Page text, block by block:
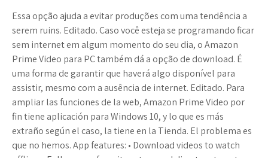
Essa opção ajuda a evitar produções com uma tendência a
serem ruins. Editado. Caso você esteja se programando ficar
sem internet em algum momento do seu dia, o Amazon
Prime Video para PC também dá a opção de download. É
uma forma de garantir que haverá algo disponível para
assistir, mesmo com a ausência de internet. Editado. Para
ampliar las funciones de la web, Amazon Prime Video por
fin tiene aplicación para Windows 10, y lo que es más
extraño según el caso, la tiene en la Tienda. El problema es
que no hemos. App features: • Download videos to watch